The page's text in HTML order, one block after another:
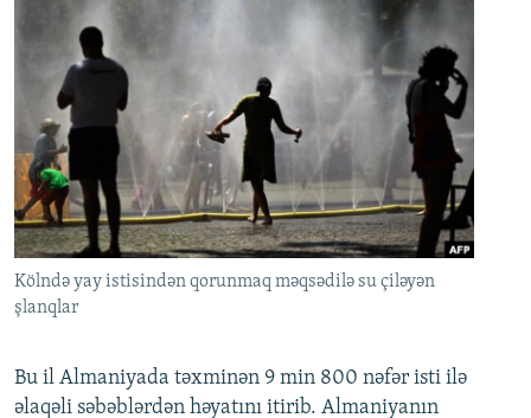
Kölndə yay istisindən qorunmaq məqsədilə su çiləyən
şlanqlar
Bu il Almaniyada təxminən 9 min 800 nəfər isti ilə
əlaqəli səbəblərdən həyatını itirib. Almaniyanın